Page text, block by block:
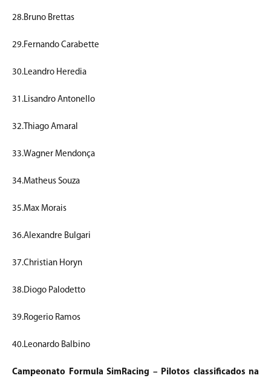
28.Bruno Brettas
29.Fernando Carabette
30.Leandro Heredia
31.Lisandro Antonello
32.Thiago Amaral
33.Wagner Mendonça
34.Matheus Souza
35.Max Morais
36.Alexandre Bulgari
37.Christian Horyn
38.Diogo Palodetto
39.Rogerio Ramos
40.Leonardo Balbino
Campeonato Formula SimRacing – Pilotos classificados na